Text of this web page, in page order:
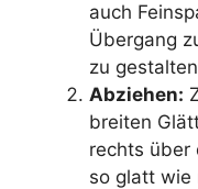
auch
Übergang
zu
Abziehen:
breiten
rechts über
so glatt wie